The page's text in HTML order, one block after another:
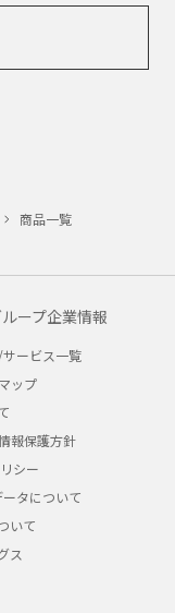
商品一覧
ープ企業情報
ービス一覧
ップ
報保護方針
シー
タについて
いて
ス